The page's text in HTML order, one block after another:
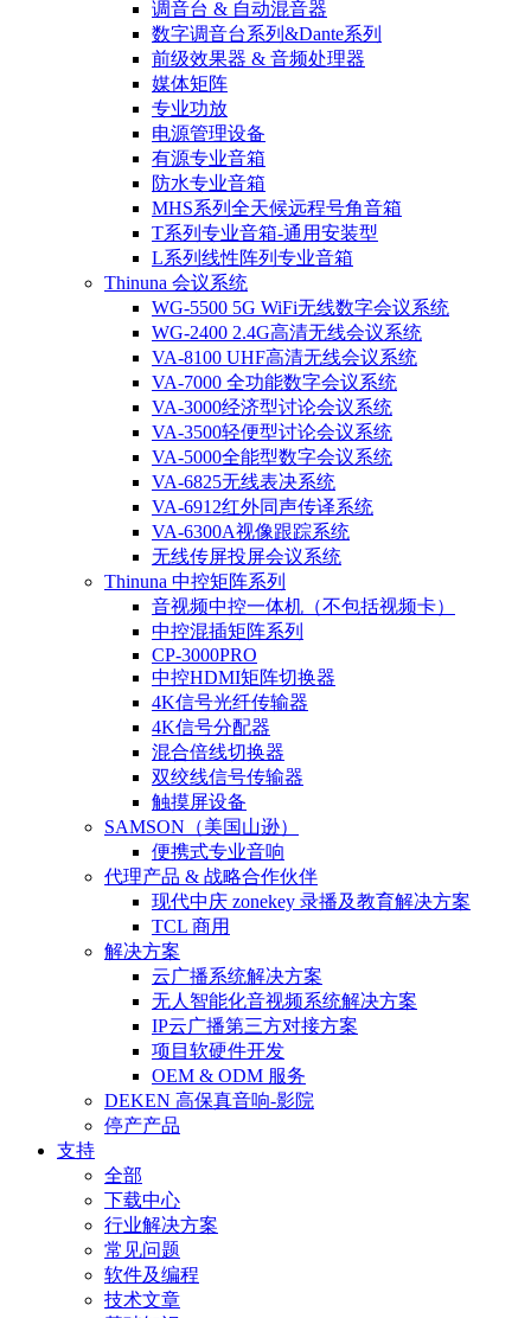
调音台 & 自动混音器
数字调音台系列&Dante系列
前级效果器 & 音频处理器
媒体矩阵
专业功放
电源管理设备
有源专业音箱
防水专业音箱
MHS系列全天候远程号角音箱
T系列专业音箱-通用安装型
L系列线性阵列专业音箱
Thinuna 会议系统
WG-5500 5G WiFi无线数字会议系统
WG-2400 2.4G高清无线会议系统
VA-8100 UHF高清无线会议系统
VA-7000 全功能数字会议系统
VA-3000经济型讨论会议系统
VA-3500轻便型讨论会议系统
VA-5000全能型数字会议系统
VA-6825无线表决系统
VA-6912红外同声传译系统
VA-6300A视像跟踪系统
无线传屏投屏会议系统
Thinuna 中控矩阵系列
音视频中控一体机（不包括视频卡）
中控混插矩阵系列
CP-3000PRO
中控HDMI矩阵切换器
4K信号光纤传输器
4K信号分配器
混合倍线切换器
双绞线信号传输器
触摸屏设备
SAMSON（美国山逊）
便携式专业音响
代理产品 & 战略合作伙伴
现代中庆 zonekey 录播及教育解决方案
TCL 商用
解决方案
云广播系统解决方案
无人智能化音视频系统解决方案
IP云广播第三方对接方案
项目软硬件开发
OEM & ODM 服务
DEKEN 高保真音响-影院
停产产品
支持
全部
下载中心
行业解决方案
常见问题
软件及编程
技术文章